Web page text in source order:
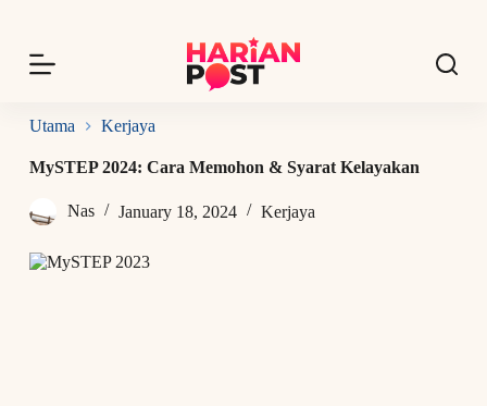
p
o
o
n
Utama Kerjaya
MySTEP 2024: Cara Memohon & Syarat Kelayakan
Nas January 18, 2024 Kerjaya